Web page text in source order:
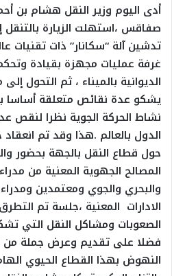
أدى اليوم وزير النقل هشام بن
صفاقس ،استهلت الزيارة بالتنقل
تدشين آلة “سكانار” ذات تقنيات
غرفة عمليات مجهزة بقيادة
الديوانية بالميناء ، ثم التحول
يشكو عدة نقائص متعلقة أساسا
نشاط الحركة الجوية نظرا لنقص
الدول بالعالم .هذا وقد تم
حول قطاع النقل بالجهة بحضور
المصالح الجهوية المعنية من
والبحري والجوي ومعتمدين
الادارات المعنية ،جلسة تم
الصعوبات ومشاكل النقل التي
فضلا على تقديم وعرض جملة من
النهوض بهذا القطاع الحيوي